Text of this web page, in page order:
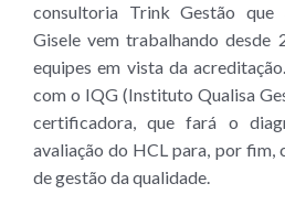
consultoria Trink Gestão que
Gisele vem trabalhando desde
equipes em vista da
com o IQG (Instituto Qualisa
certificadora, que fará o
avaliação do HCL para, por fim,
de gestão da qualidade.